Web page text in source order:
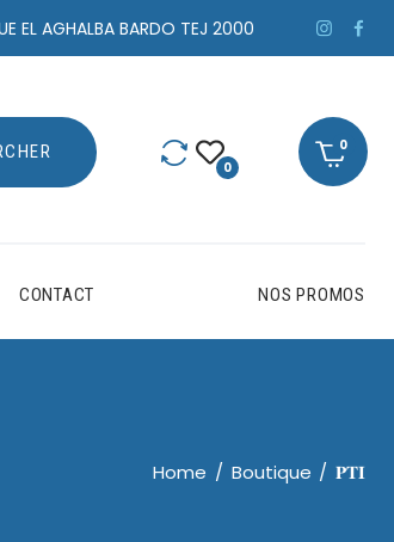
EL AGHALBA BARDO TEJ 2000
0
CONTACT NOS PROMOS
Home Boutique 𝐏𝐓𝐈